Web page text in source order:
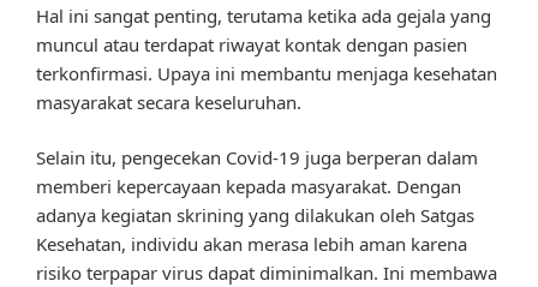
Hal ini sangat penting, terutama ketika ada gejala yang
muncul atau terdapat riwayat kontak dengan pasien
terkonfirmasi. Upaya ini membantu menjaga kesehatan
masyarakat secara keseluruhan.
Selain itu, pengecekan Covid-19 juga berperan dalam
memberi kepercayaan kepada masyarakat. Dengan
adanya kegiatan skrining yang dilakukan oleh Satgas
Kesehatan, individu akan merasa lebih aman karena
risiko terpapar virus dapat diminimalkan. Ini membawa